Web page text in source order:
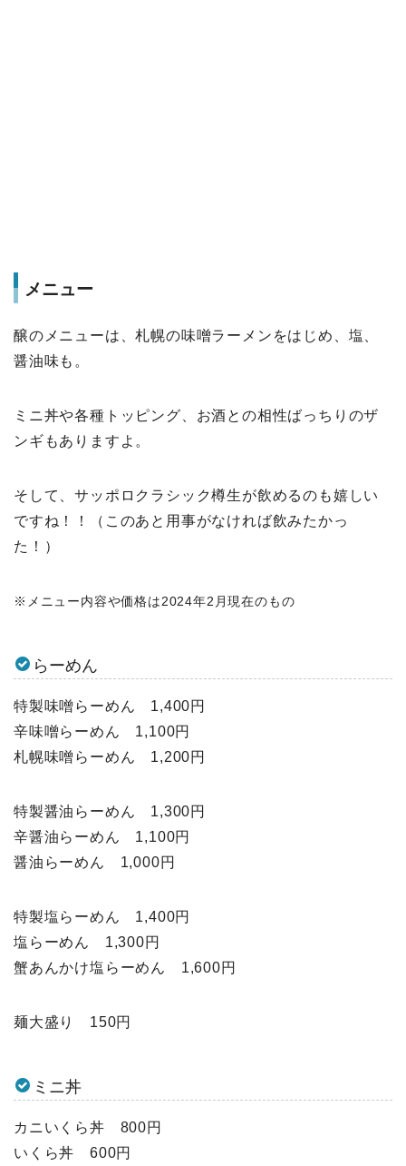
メニュー
醸のメニューは、札幌の味噌ラーメンをはじめ、塩、
醤油味も。
ミニ丼や各種トッピング、お酒との相性ばっちりのザ
ンギもありますよ。
そして、サッポロクラシック樽生が飲めるのも嬉しい
ですね！！（このあと用事がなければ飲みたかっ
た！）
※メニュー内容や価格は2024年2月現在のもの
らーめん
特製味噌らーめん 1,400円
辛味噌らーめん 1,100円
札幌味噌らーめん 1,200円
特製醤油らーめん 1,300円
辛醤油らーめん 1,100円
醤油らーめん 1,000円
特製塩らーめん 1,400円
塩らーめん 1,300円
蟹あんかけ塩らーめん 1,600円
麺大盛り 150円
ミニ丼
カニいくら丼 800円
いくら丼 600円